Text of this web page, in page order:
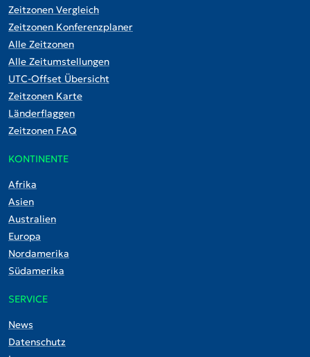
Zeitzonen Vergleich
Zeitzonen Konferenzplaner
Alle Zeitzonen
Alle Zeitumstellungen
UTC-Offset Übersicht
Zeitzonen Karte
Länderflaggen
Zeitzonen FAQ
KONTINENTE
Afrika
Asien
Australien
Europa
Nordamerika
Südamerika
SERVICE
News
Datenschutz